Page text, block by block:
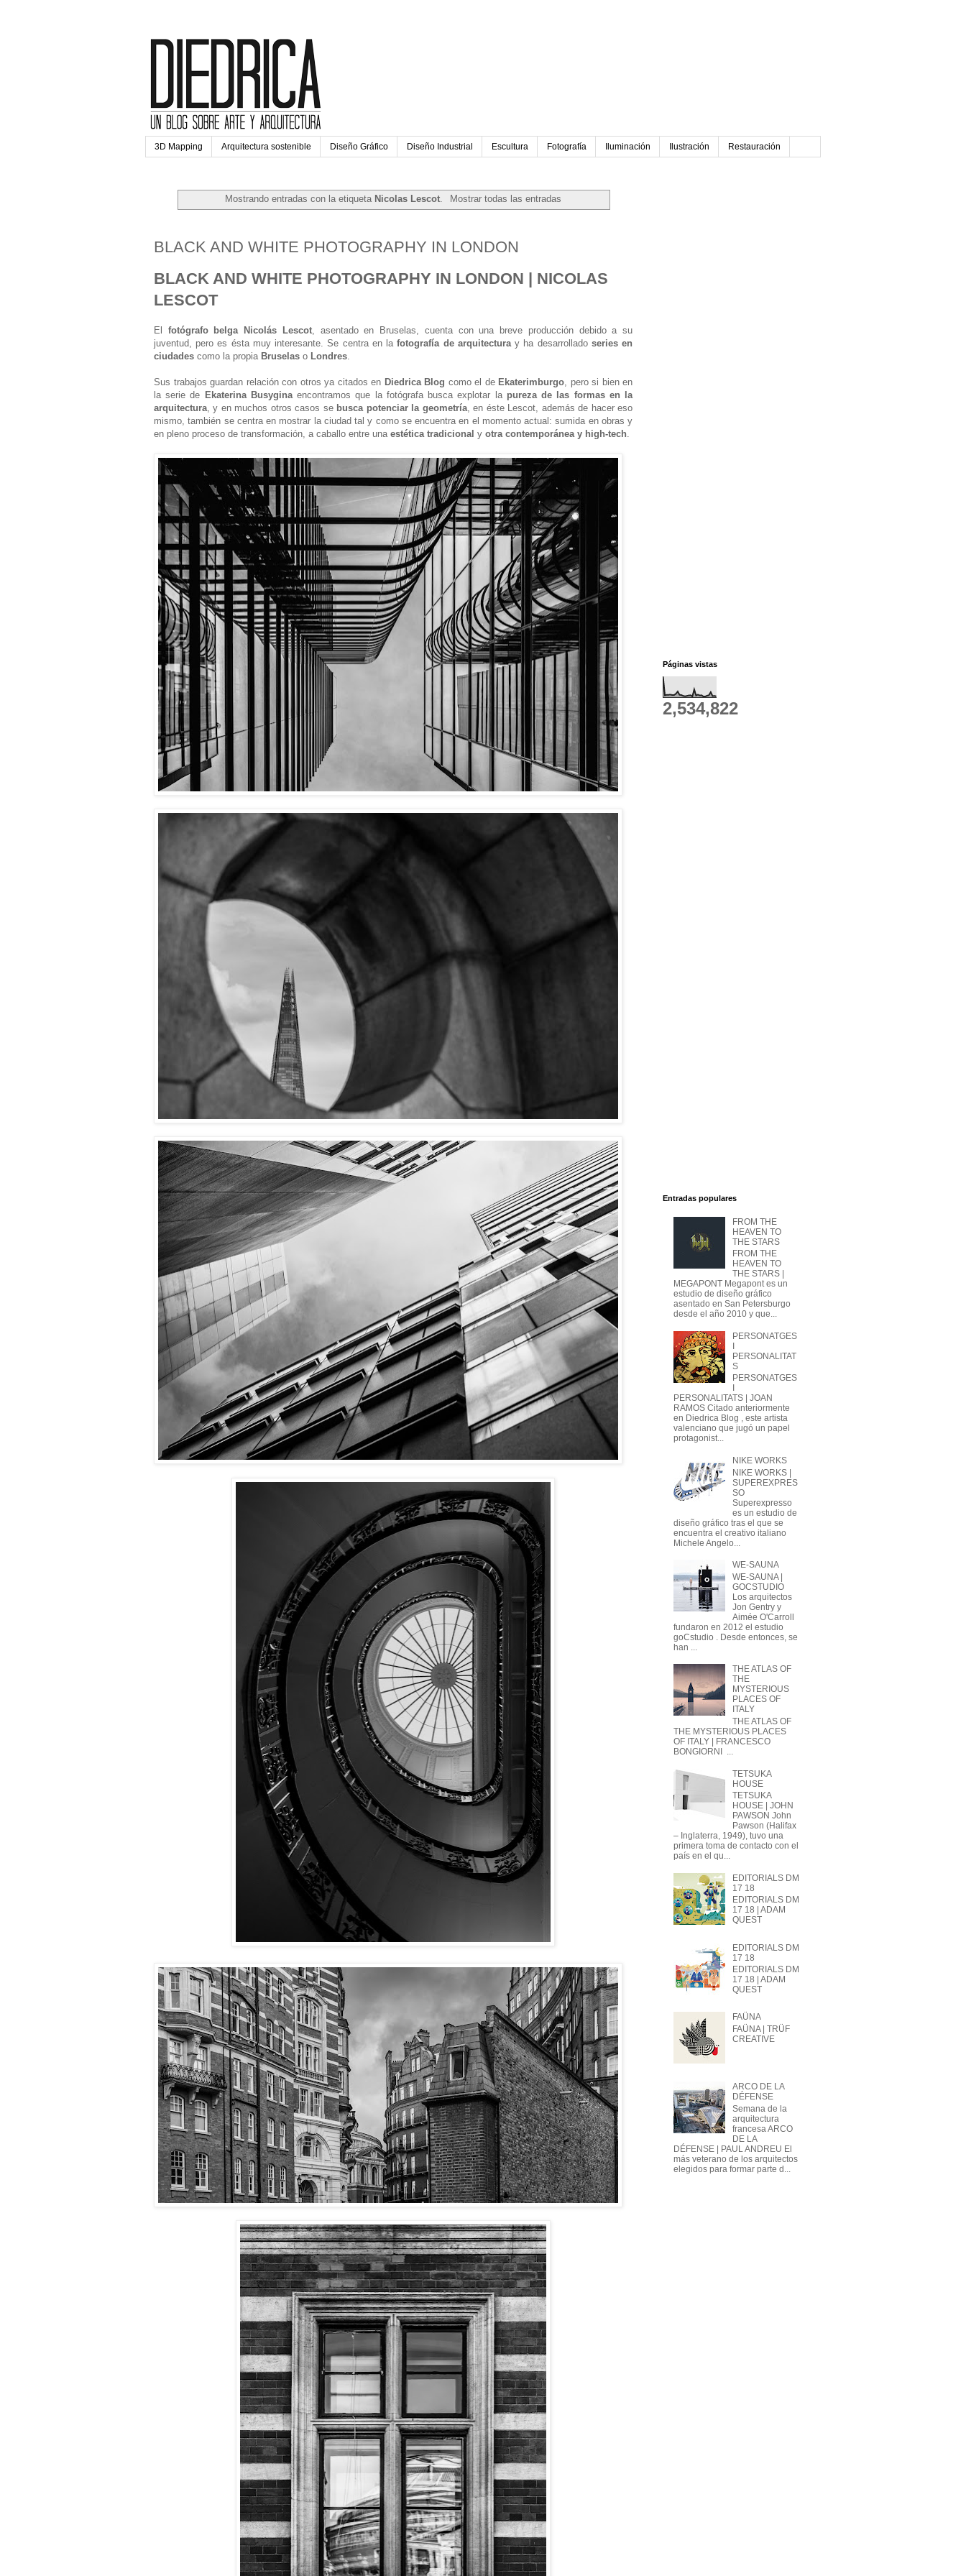
3D Mapping Arquitectura sostenible Diseño Gráfico Diseño Industrial Escultura Fotografía Iluminación Ilustración Restauración
Mostrando entradas con la etiqueta Nicolas Lescot. Mostrar todas las entradas
BLACK AND WHITE PHOTOGRAPHY IN LONDON
BLACK AND WHITE PHOTOGRAPHY IN LONDON | NICOLAS
LESCOT
El fotógrafo belga Nicolás Lescot, asentado en Bruselas, cuenta con una breve producción debido a su
juventud, pero es ésta muy interesante. Se centra en lafotografía de arquitecturay ha desarrollado series en
ciudades como la propia Bruselas o Londres
Sus trabajos guardan relación con otros ya citados en Diedrica Blog como el de Ekaterimburgo , pero si bien en
la serie de Ekaterina Busyginaencontramos que la fotógrafa busca explotar la pureza de las formas en la
arquitectura , y en muchos otros casos se busca potenciar la geometría, en éste Lescot, además de hacer eso
mismo, también se centra en mostrar la ciudad tal y como se encuentra en el momento actual: sumida en obras y
en pleno proceso de transformación, a caballo entre una estética tradicional y otra contemporánea y high-tech
Páginas vistas
2,534,822
Entradas populares
FROM THE
HEAVEN TO
THE STARS
FROM THE
HEAVEN TO
THE STARS |
MEGAPONT Megapont es un
estudio de diseño gráfico
asentado en San Petersburgo
desde el año 2010 y que...
PERSONATGES
PERSONALITAT
S
PERSONATGES
PERSONALITATS | JOAN
RAMOS Citado anteriormente
en Diedrica Blog , este artista
valenciano que jugó un papel
protagonist...
NIKE WORKS
NIKE WORKS |
SUPEREXPRES
SO
Superexpresso
es un estudio de
diseño gráfico tras el que se
encuentra el creativo italiano
Michele Angelo...
WE-SAUNA
WE-SAUNA |
GOCSTUDIO
Los arquitectos
Jon Gentry y
Aimée O'Carroll
fundaron en 2012 el estudio
goCstudio . Desde entonces, se
han ...
THE ATLAS OF
THE
MYSTERIOUS
PLACES OF
ITALY
THE ATLAS OF
THE MYSTERIOUS PLACES
OF ITALY | FRANCESCO
BONGIORNI ...
TETSUKA
HOUSE
TETSUKA
HOUSE | JOHN
PAWSON John
Pawson (Halifax
– Inglaterra, 1949), tuvo una
primera toma de contacto con el
país en el qu...
EDITORIALS DM
17 18
EDITORIALS DM
17 18 | ADAM
QUEST
EDITORIALS DM
17 18
EDITORIALS DM
17 18 | ADAM
QUEST
FAÜNA
FAÜNA | TRÜF
CREATIVE
ARCO DE LA
DÉFENSE
Semana de la
arquitectura
francesa ARCO
DE LA
DÉFENSE | PAUL ANDREU El
más veterano de los arquitectos
elegidos para formar parte d...